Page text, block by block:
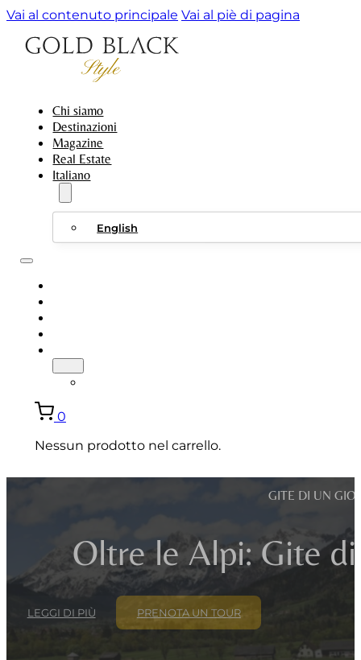
Vai al contenuto principale Vai al piè di pagina
Chi siamo
Destinazioni
Magazine
Real Estate
Italiano
English
0
Nessun prodotto nel carrello.
GITE DI UN
Oltre le Alpi: Gite
LEGGI DI PIÙ PRENOTA UN TOUR